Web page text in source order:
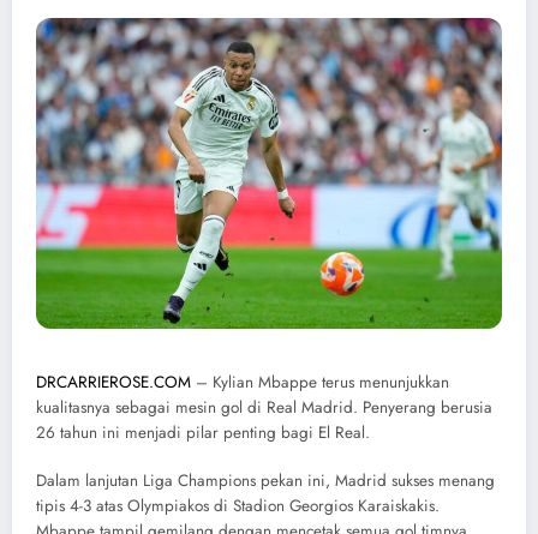
DRCARRIEROSE.COM – Kylian Mbappe terus menunjukkan
kualitasnya sebagai mesin gol di Real Madrid. Penyerang berusia
26 tahun ini menjadi pilar penting bagi El Real.
Dalam lanjutan Liga Champions pekan ini, Madrid sukses menang
tipis 4-3 atas Olympiakos di Stadion Georgios Karaiskakis.